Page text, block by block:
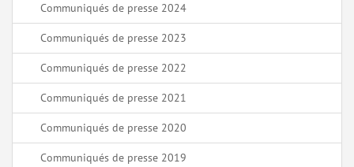
Communiqués de presse 2024
Communiqués de presse 2023
Communiqués de presse 2022
Communiqués de presse 2021
Communiqués de presse 2020
Communiqués de presse 2019